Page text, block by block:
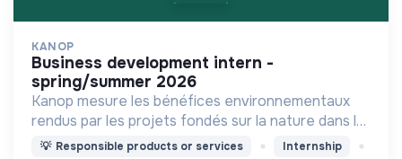
KANOP
business development intern -
spring/summer 2026
Kanop mesure les bénéfices environnementaux
rendus par les projets fondés sur la nature dans le
monde entier, à l’aide d’IA et d’images satellites.
💡 Responsible products or services Internship